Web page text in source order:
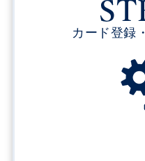
カード登録